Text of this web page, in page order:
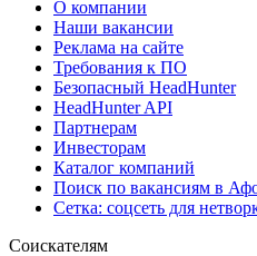
О компании
Наши вакансии
Реклама на сайте
Требования к ПО
Безопасный HeadHunter
HeadHunter API
Партнерам
Инвесторам
Каталог компаний
Поиск по вакансиям в
Сетка: соцсеть для
Соискателям